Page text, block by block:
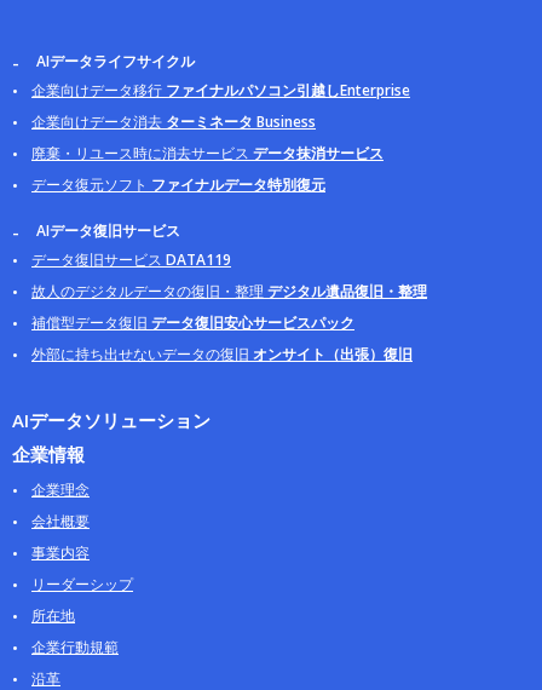
AIデータライフサイクル
企業向けデータ移行 ファイナルパソコン引越しEnterprise
企業向けデータ消去 ターミネータ Business
廃棄・リユース時に消去サービス データ抹消サービス
データ復元ソフト ファイナルデータ特別復元
AIデータ復旧サービス
データ復旧サービス DATA119
故人のデジタルデータの復旧・整理 デジタル遺品復旧・整理
補償型データ復旧 データ復旧安心サービスパック
外部に持ち出せないデータの復旧 オンサイト（出張）復旧
AIデータソリューション
企業情報
企業理念
会社概要
事業内容
リーダーシップ
所在地
企業行動規範
沿革